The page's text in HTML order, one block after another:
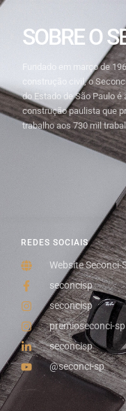
REDES SOCIAIS
Website Seconci-
seconcisp
seconcisp
premioseconci-sp
seconcisp
@seconci-sp
SOBRE O
Fundado em março de
construção civil, o
do Estado de São Paulo
construção paulista que
trabalho aos 730 mil